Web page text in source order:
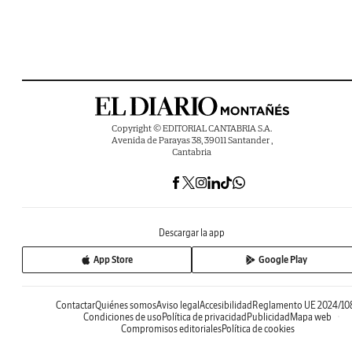
Copyright © EDITORIAL CANTABRIA S.A.
Avenida de Parayas 38, 39011 Santander ,
Cantabria
Descargar la app
App Store Google Play
ContactarQuiénes somosAviso legalAccesibilidadReglamento UE 2024/
Condiciones de usoPolítica de privacidadPublicidadMapa web
Compromisos editorialesPolítica de cookies